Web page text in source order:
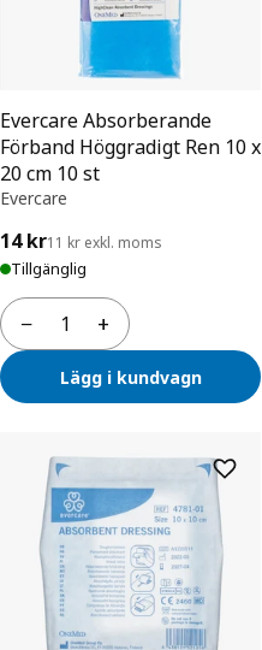
Evercare Absorberande
Förband Höggradigt Ren 10 x
20 cm 10 st
Evercare
14 kr11 kr exkl. moms
Tillgänglig
−
Antal +
Lägg i kundvagn